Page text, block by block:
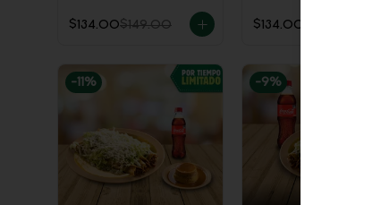
$134.00$149.00 $134.00
-11 % -9%